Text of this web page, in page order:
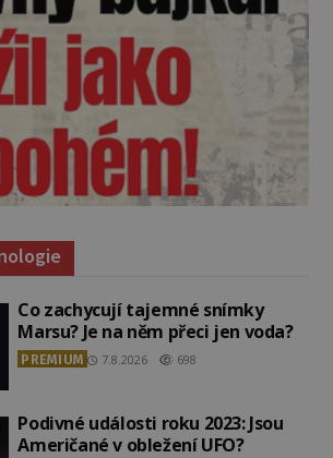
Co zachycují tajemné snímky
Marsu? Je na něm přeci jen voda?
PREMIUM 7.8.2026 698
Podivné události roku 2023: Jsou
Američané v obležení UFO?